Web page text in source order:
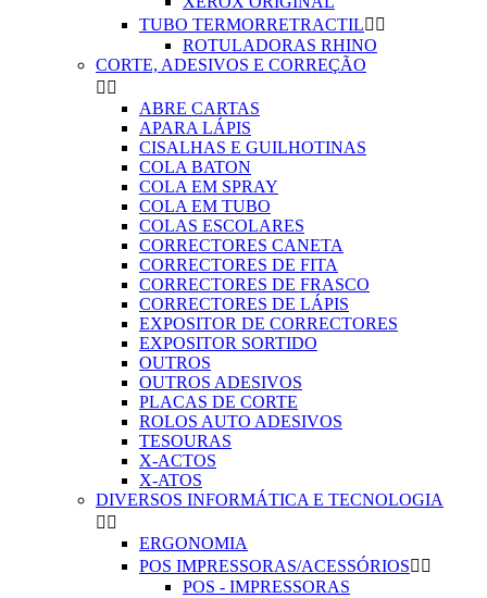
TUBO TERMORRETRACTIL 
ROTULADORAS RHINO
CORTE, ADESIVOS E CORREÇÃO
 
ABRE CARTAS
APARA LÁPIS
CISALHAS E GUILHOTINAS
COLA BATON
COLA EM SPRAY
COLA EM TUBO
COLAS ESCOLARES
CORRECTORES CANETA
CORRECTORES DE FITA
CORRECTORES DE FRASCO
CORRECTORES DE LÁPIS
EXPOSITOR DE CORRECTORES
EXPOSITOR SORTIDO
OUTROS
OUTROS ADESIVOS
PLACAS DE CORTE
ROLOS AUTO ADESIVOS
TESOURAS
X-ACTOS
X-ATOS
DIVERSOS INFORMÁTICA E TECNOLOGIA
 
ERGONOMIA
POS IMPRESSORAS/ACESSÓRIOS 
POS - IMPRESSORAS